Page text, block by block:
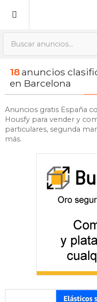
Publica tu Anuncio
Registro
18anuncios
en Barcelona
Anuncios gratis España
Housfy para vender y
particulares, segunda
más.